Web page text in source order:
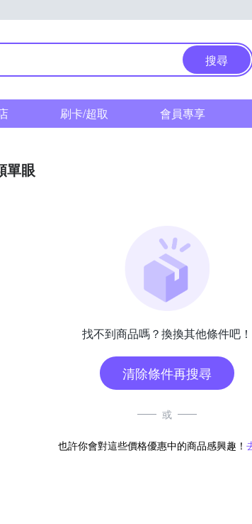
搜尋
刷卡/超取 會員專享
單眼
找不到商品嗎？換換其他條件吧！
清除條件再搜尋
或
也許你會對這些價格優惠中的商品感興趣！